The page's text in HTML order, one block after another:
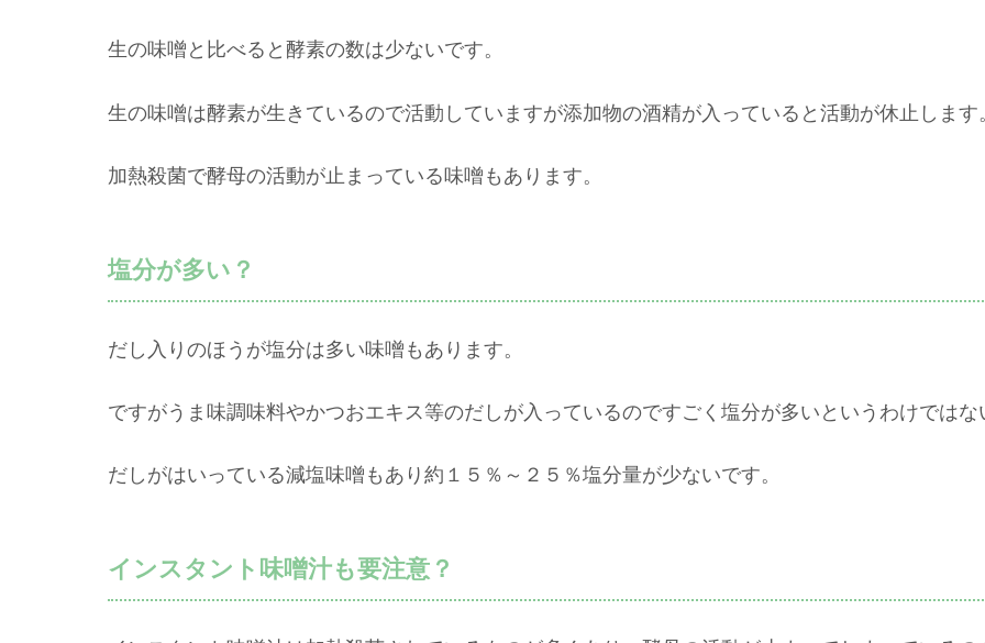
生の味噌と比べると酵素の数は少ないです。
生の味噌は酵素が生きているので活動していますが添加物の酒精が入っていると活動が休止します
加熱殺菌で酵母の活動が止まっている味噌もあります。
塩分が多い？
だし入りのほうが塩分は多い味噌もあります。
ですがうま味調味料やかつおエキス等のだしが入っているのですごく塩分が多いというわけではな
だしがはいっている減塩味噌もあり約１５％～２５％塩分量が少ないです。
インスタント味噌汁も要注意？